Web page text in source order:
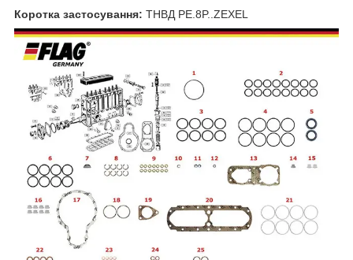
Коротка застосування: ТНВД PE.8P..ZEXEL